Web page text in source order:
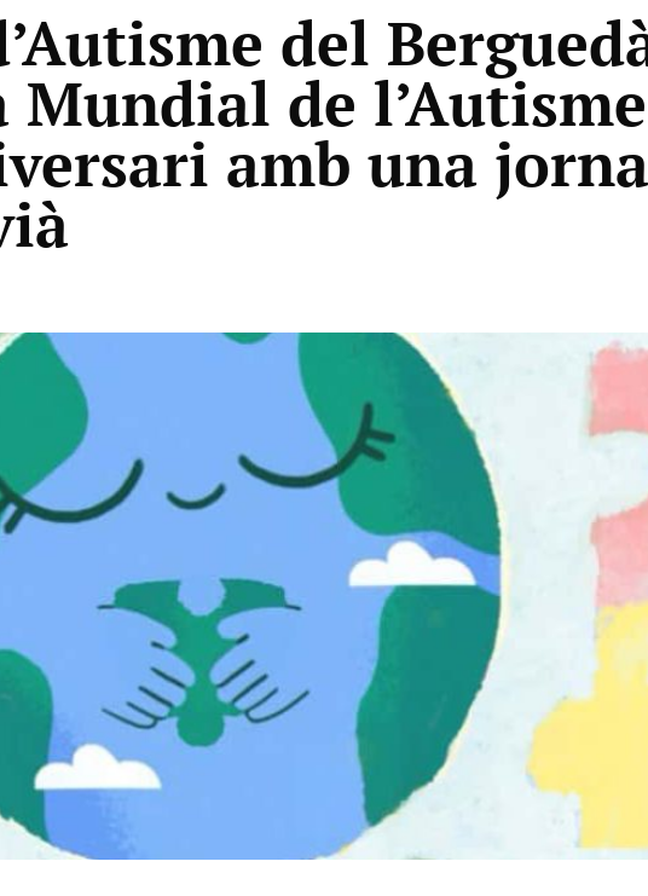
del
Mundial de
amb una